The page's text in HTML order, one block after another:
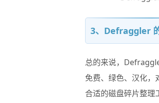
3、Defraggler
总的来说，
免费、绿色、汉化，
合适的磁盘碎片整